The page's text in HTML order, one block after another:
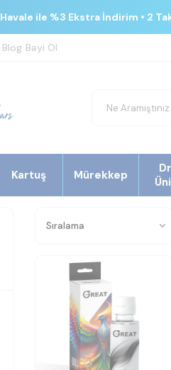
Havale ile %3 Ekstra İndirim • 2
Blog Bayi Ol
Kartuş Mürekkep